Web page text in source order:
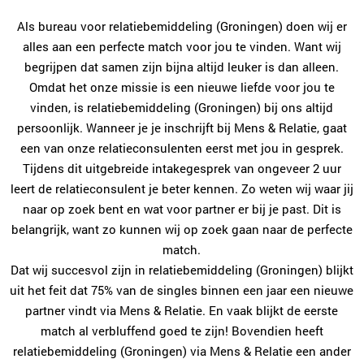
Als bureau voor relatiebemiddeling (Groningen) doen wij er
alles aan een perfecte match voor jou te vinden. Want wij
begrijpen dat samen zijn bijna altijd leuker is dan alleen.
Omdat het onze missie is een nieuwe liefde voor jou te
vinden, is relatiebemiddeling (Groningen) bij ons altijd
persoonlijk. Wanneer je je inschrijft bij Mens & Relatie, gaat
een van onze relatieconsulenten eerst met jou in gesprek.
Tijdens dit uitgebreide intakegesprek van ongeveer 2 uur
leert de relatieconsulent je beter kennen. Zo weten wij waar jij
naar op zoek bent en wat voor partner er bij je past. Dit is
belangrijk, want zo kunnen wij op zoek gaan naar de perfecte
match.
Dat wij succesvol zijn in relatiebemiddeling (Groningen) blijkt
uit het feit dat 75% van de singles binnen een jaar een nieuwe
partner vindt via Mens & Relatie. En vaak blijkt de eerste
match al verbluffend goed te zijn! Bovendien heeft
relatiebemiddeling (Groningen) via Mens & Relatie een ander